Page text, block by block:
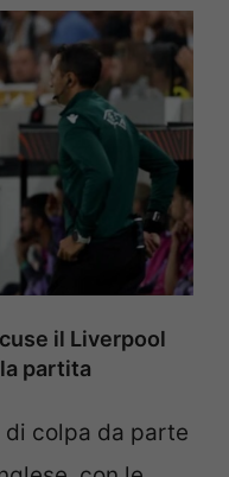
il Liverpool
partita
di colpa da parte